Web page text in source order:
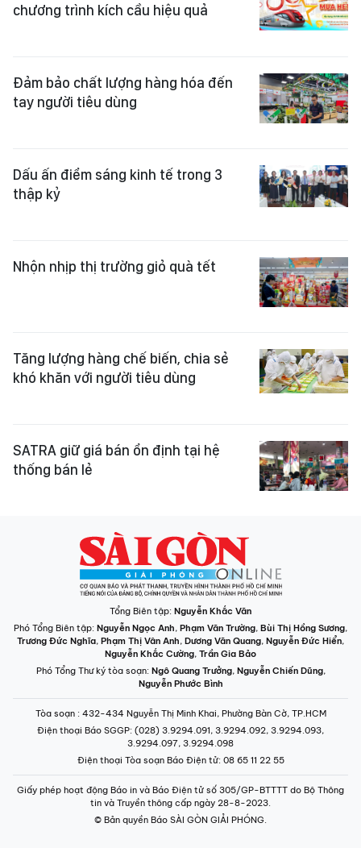
chương trình kích cầu hiệu quả
Đảm bảo chất lượng hàng hóa đến
tay người tiêu dùng
Dấu ấn điểm sáng kinh tế trong 3
thập kỷ
Nhộn nhịp thị trường giỏ quà tết
Tăng lượng hàng chế biến, chia sẻ
khó khăn với người tiêu dùng
SATRA giữ giá bán ổn định tại hệ
thống bán lẻ
Tổng Biên tập: Nguyễn Khắc Văn
Phó Tổng Biên tập: Nguyễn Ngọc Anh, Phạm Văn Trường, Bùi Thị Hồng Sương,
Trương Đức Nghĩa, Phạm Thị Vân Anh, Dương Văn Quang, Nguyễn Đức Hiển,
Nguyễn Khắc Cường, Trần Gia Bảo
Phó Tổng Thư ký tòa soạn: Ngô Quang Trưởng, Nguyễn Chiến Dũng,
Nguyễn Phước Bình
Tòa soạn : 432-434 Nguyễn Thị Minh Khai, Phường Bàn Cờ, TP.HCM
Điện thoại Báo SGGP: (028) 3.9294.091, 3.9294.092, 3.9294.093,
3.9294.097, 3.9294.098
Điện thoại Tòa soạn Báo Điện tử: 08 65 11 22 55
Giấy phép hoạt động Báo in và Báo Điện tử số 305/GP-BTTTT do Bộ Thông
tin và Truyền thông cấp ngày 28-8-2023.
© Bản quyền Báo SÀI GÒN GIẢI PHÓNG.